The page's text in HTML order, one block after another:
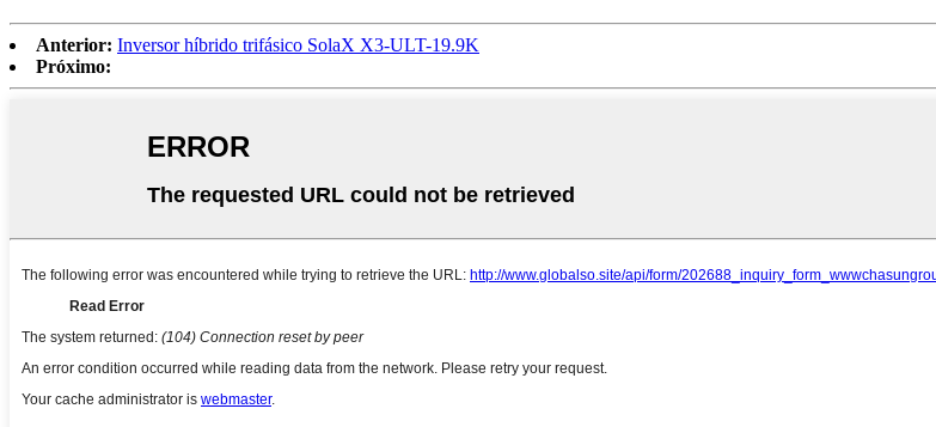
Anterior: Inversor híbrido trifásico SolaX X3-ULT-19.9K
Próximo: